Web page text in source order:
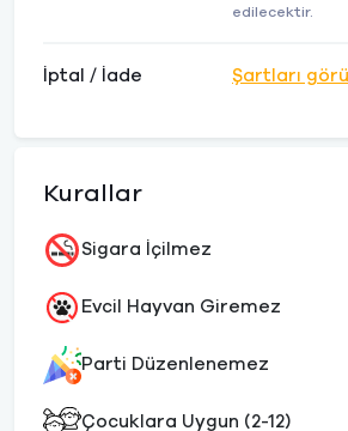
edilecektir.
İptal / İade Şartları
Kurallar
Sigara İçilmez
Evcil Hayvan Giremez
Parti Düzenlenemez
Çocuklara Uygun (2-12)